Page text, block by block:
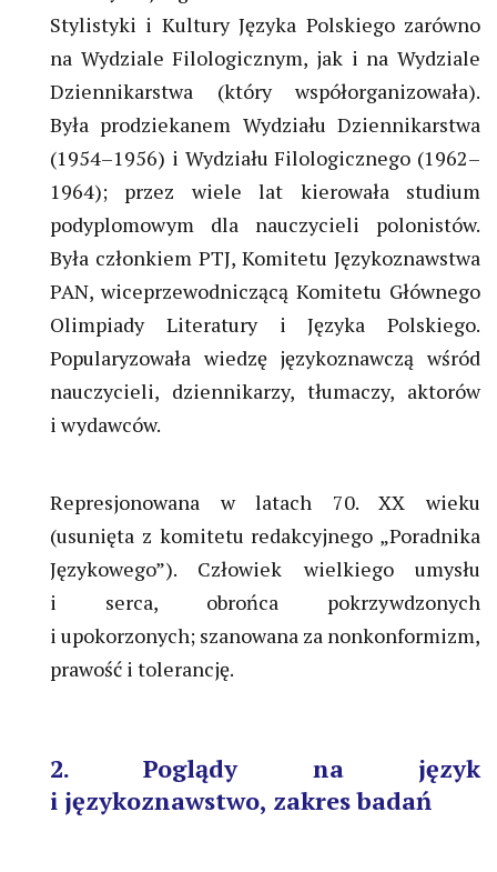
Stylistyki i Kultury Języka Polskiego zarówno
na Wydziale Filologicznym, jak i na Wydziale
Dziennikarstwa (który współorganizowała).
Była prodziekanem Wydziału Dziennikarstwa
(1954–1956) i Wydziału Filologicznego (1962–
1964); przez wiele lat kierowała studium
podyplomowym dla nauczycieli polonistów.
Była członkiem PTJ, Komitetu Językoznawstwa
PAN, wiceprzewodniczącą Komitetu Głównego
Olimpiady Literatury i Języka Polskiego.
Popularyzowała wiedzę językoznawczą wśród
nauczycieli, dziennikarzy, tłumaczy, aktorów
i wydawców.
Represjonowana w latach 70. XX wieku
(usunięta z komitetu redakcyjnego „Poradnika
Językowego”). Człowiek wielkiego umysłu
i serca, obrońca pokrzywdzonych
i upokorzonych; szanowana za nonkonformizm,
prawość i tolerancję.
2. Poglądy na język
i językoznawstwo, zakres badań